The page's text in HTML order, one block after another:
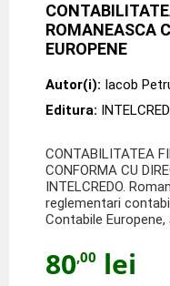
ROMANEASCA
EUROPENE
Autor(i): Iacob
Editura:
CONTABILITATEA
CONFORMA CU
INTELCREDO.
reglementari
Contabile
80,00 lei